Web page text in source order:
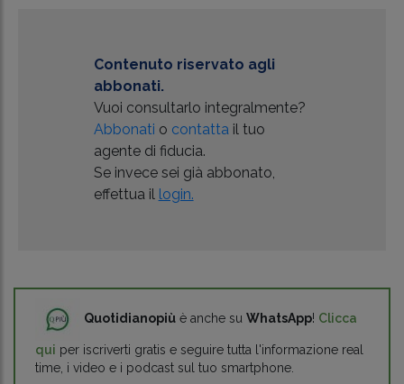
Contenuto riservato agli
abbonati.
Vuoi consultarlo integralmente?
Abbonati o contatta il tuo
agente di fiducia.
Se invece sei già abbonato,
effettua il login.
Quotidianopiù è anche su WhatsApp! Clicca
qui per iscriverti gratis e seguire tutta l'informazione real
time, i video e i podcast sul tuo smartphone.